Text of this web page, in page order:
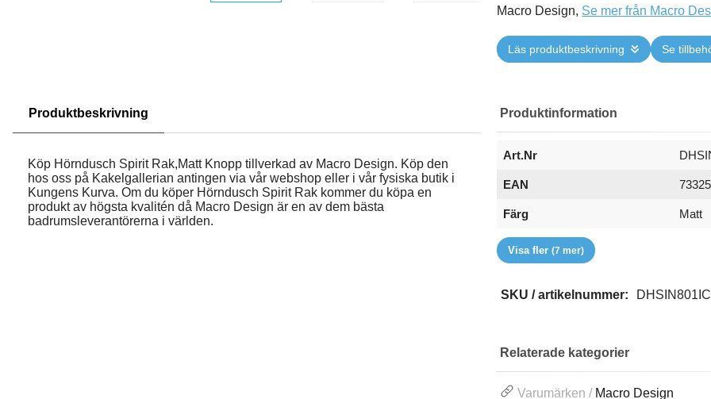
Macro Design, Se mer från Macro
Läs produktbeskrivning Se
Produktbeskrivning
Köp Hörndusch Spirit Rak,Matt Knopp tillverkad av Macro Design. Köp den
hos oss på Kakelgallerian antingen via vår webshop eller i vår fysiska butik i
Kungens Kurva. Om du köper Hörndusch Spirit Rak kommer du köpa en
produkt av högsta kvalitén då Macro Design är en av dem bästa
badrumsleverantörerna i världen.
Produktinformation
Art.Nr
EAN
Färg
Matt
Glastyp
Handtag
Höjd (mm)
RSK
Serie
Storlek
Varumärke
Visa fler(7 mer)
SKU / artikelnummer:
Relaterade kategorier
Varumärken / Macro Design